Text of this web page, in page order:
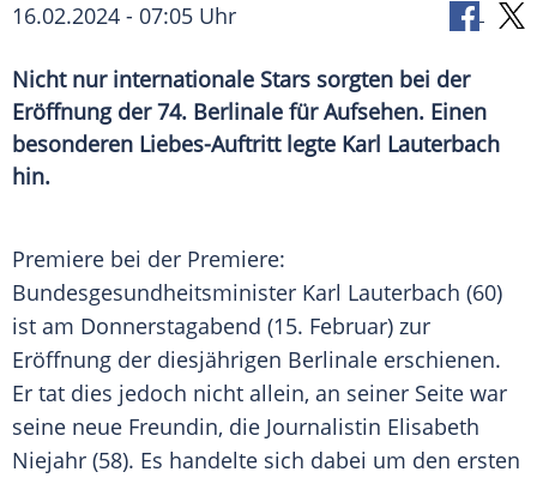
16.02.2024 - 07:05 Uhr
Nicht nur internationale Stars sorgten bei der
Eröffnung der 74. Berlinale für Aufsehen. Einen
besonderen Liebes-Auftritt legte Karl Lauterbach
hin.
Premiere bei der Premiere:
Bundesgesundheitsminister Karl Lauterbach (60)
ist am Donnerstagabend (15. Februar) zur
Eröffnung der diesjährigen Berlinale erschienen.
Er tat dies jedoch nicht allein, an seiner Seite war
seine neue Freundin, die Journalistin Elisabeth
Niejahr (58). Es handelte sich dabei um den ersten